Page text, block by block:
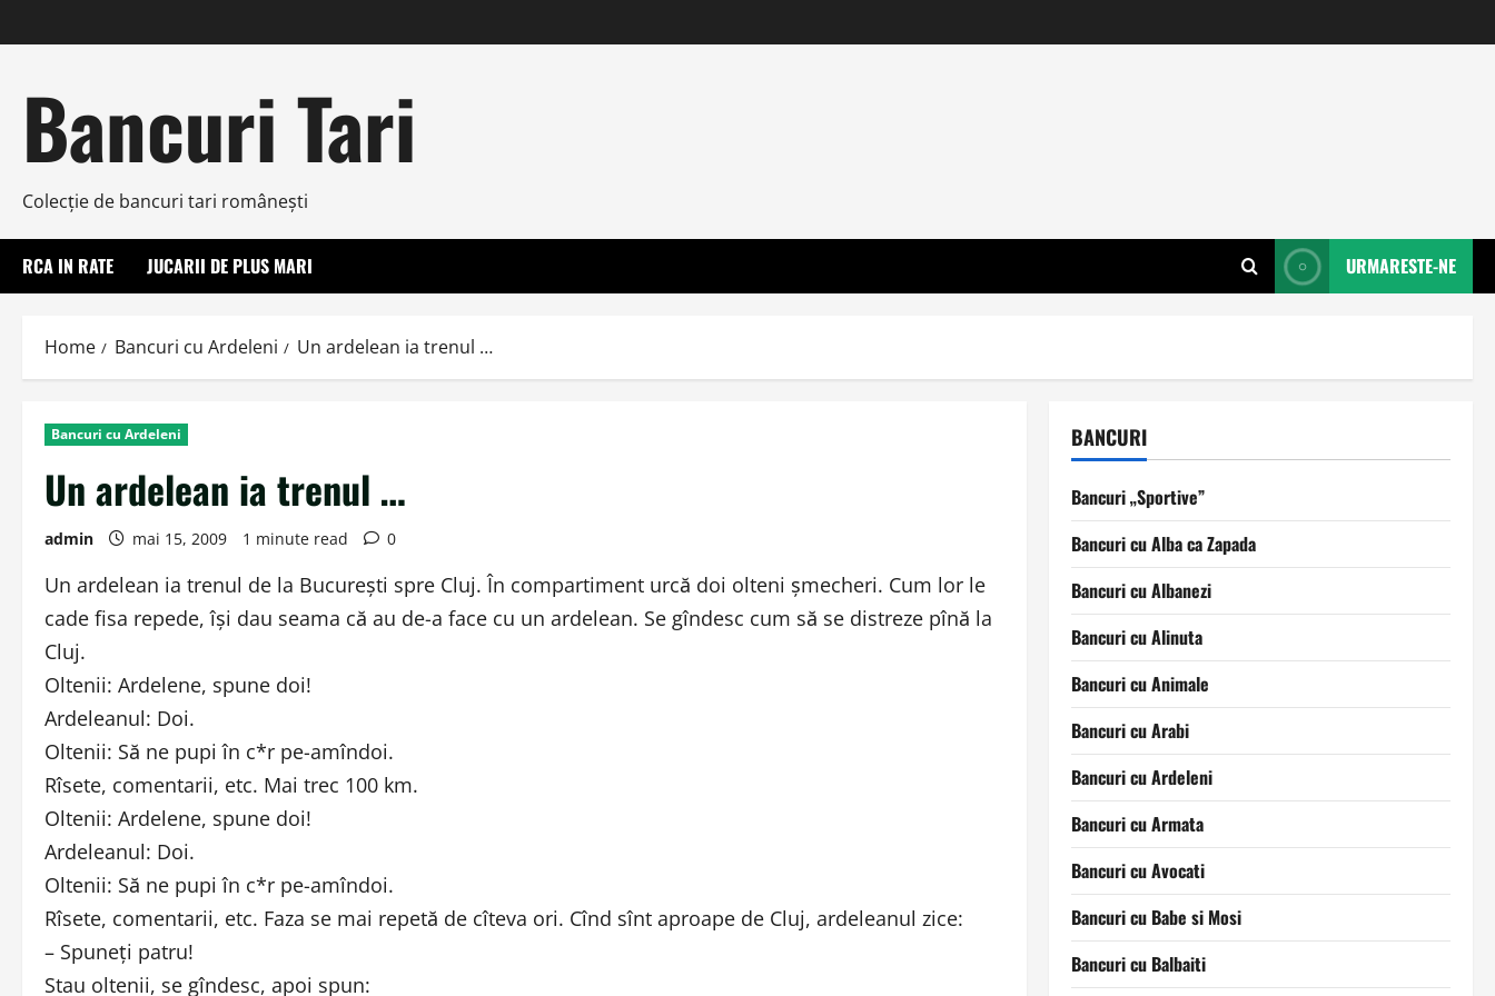
to
Bancuri Tari
Colecţie de bancuri tari româneşti
RCA IN RATE JUCARII DE PLUS MARI URMARESTE-NE
Home Bancuri cu Ardeleni Un ardelean ia trenul …
Bancuri cu Ardeleni
Un ardelean ia trenul …
admin mai 15, 2009 1 minute read 0
Un ardelean ia trenul de la Bucureşti spre Cluj. În compartiment urcă doi olteni şmecheri. Cum lor le
cade fisa repede, îşi dau seama că au de-a face cu un ardelean. Se gîndesc cum să se distreze pînă la
Cluj.
Oltenii: Ardelene, spune doi!
Ardeleanul: Doi.
Oltenii: Să ne pupi în c*r pe-amîndoi.
Rîsete, comentarii, etc. Mai trec 100 km.
Oltenii: Ardelene, spune doi!
Ardeleanul: Doi.
Oltenii: Să ne pupi în c*r pe-amîndoi.
Rîsete, comentarii, etc. Faza se mai repetă de cîteva ori. Cînd sînt aproape de Cluj, ardeleanul zice:
– Spuneţi patru!
Stau oltenii, se gîndesc, apoi spun:
BANCURI
Bancuri „Sportive”
Bancuri cu Alba ca Zapada
Bancuri cu Albanezi
Bancuri cu Alinuta
Bancuri cu Animale
Bancuri cu Arabi
Bancuri cu Ardeleni
Bancuri cu Armata
Bancuri cu Avocati
Bancuri cu Babe si Mosi
Bancuri cu Balbaiti